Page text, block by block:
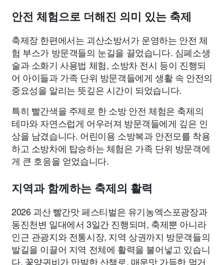
안전 체험으로 더해진 의미 있는 축제
축제장 한편에서는 괴산소방서가 운영하는 안전 체
험 부스가 방문객들의 눈길을 끌었습니다. 심폐소생
술과 소화기 사용법 체험, 소방차 전시 등이 진행되
어 아이들과 가족 단위 방문객들에게 생활 속 안전의
중요성을 알리는 뜻깊은 시간이 되었습니다.
특히 빨간색을 주제로 한 소방 안전 체험은 축제의
테마와 자연스럽게 어우러져 방문객들에게 깊은 인
상을 남겼습니다. 어린이용 소방복과 안전모를 착용
하고 소방차에 탑승하는 체험은 가족 단위 방문객에
게 큰 호응을 얻었습니다.
지역과 함께하는 축제의 활력
2026 괴산 빨간맛 페스티벌은 유기농엑스포광장과
동진천변 일대에서 3일간 진행되며, 축제뿐 아니라
인근 관광지와 전통시장, 지역 상권까지 방문객들의
발길을 이끌어 지역 전체에 활력을 불어넣고 있습니
다. 꽃양귀비가 만발한 산책로, 매운맛 가득한 먹거